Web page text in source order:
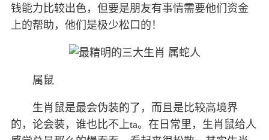
钱能力比较出色，但要是朋友有事情需要他们资金
上的帮助，他们是极少松口的！
属鼠
生肖鼠是最会伪装的了，而且是比较高境界
的，论会装，谁也比不上ta。在日常里，生肖鼠给人